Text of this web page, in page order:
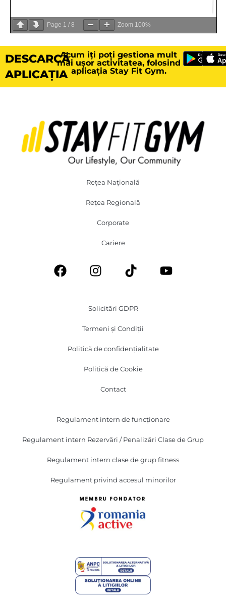
Page 1 / 8 Zoom 100%
DESCARCĂ
APLICAȚIA
Acum iți poți gestiona mult
mai ușor activitatea, folosind
aplicația Stay Fit Gym.
Rețea Națională
Rețea Regională
Corporate
Cariere
Solicitări GDPR
Termeni și Condiții
Politică de confidențialitate
Politică de Cookie
Contact
Regulament intern de funcționare
Regulament intern Rezervări / Penalizări Clase de Grup
Regulament intern clase de grup fitness
Regulament privind accesul minorilor